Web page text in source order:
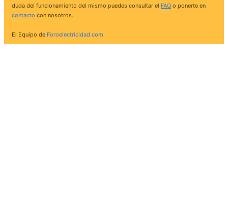
duda del funcionamiento del mismo puedes consultar el FAQ o ponerte en
contacto con nosotros.
El Equipo de Foroelectricidad.com